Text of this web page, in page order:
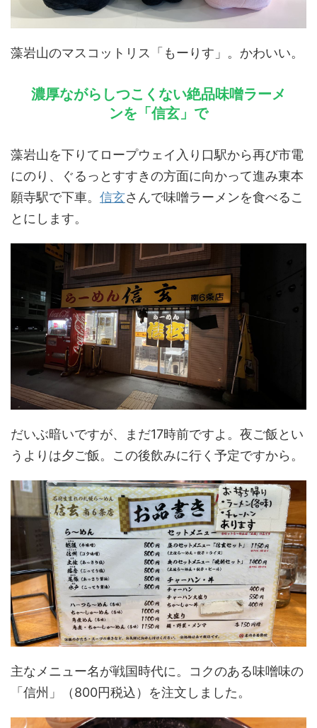
藻岩山のマスコットリス「もーりす」。かわいい。
濃厚ながらしつこくない絶品味噌ラーメ
ンを「信玄」で
藻岩山を下りてロープウェイ入り口駅から再び市電
にのり、ぐるっとすすきの方面に向かって進み東本
願寺駅で下車。 信玄さんで味噌ラーメンを食べるこ
とにします。
だいぶ暗いですが、まだ17時前ですよ。夜ご飯とい
うよりは夕ご飯。この後飲みに行く予定ですから。
主なメニュー名が戦国時代に。コクのある味噌味の
「信州」（800円税込）を注文しました。